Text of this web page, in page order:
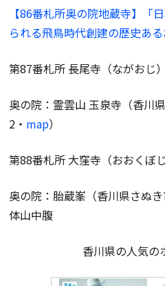
【86番札所奥の院地蔵寺】「
られる飛鳥時代創建の歴史あ
第87番札所 長尾寺（ながおじ）
奥の院：霊雲山 玉泉寺（香川
2・ map）
第88番札所 大窪寺（おおくぼじ
奥の院：胎蔵峯（香川県さぬき
体山中腹
香川県の人気の